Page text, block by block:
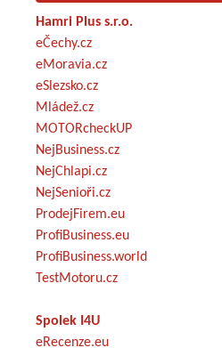
Hamri Plus s.r.o.
eČechy.cz
eMoravia.cz
eSlezsko.cz
Mládež.cz
MOTORcheckUP
NejBusiness.cz
NejChlapi.cz
NejSenioři.cz
ProdejFirem.eu
ProfiBusiness.eu
ProfiBusiness.world
TestMotoru.cz
Spolek I4U
eRecenze.eu